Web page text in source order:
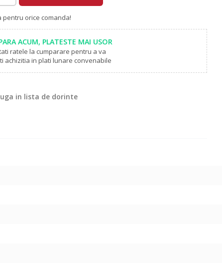
orice comanda!
ACUM, PLATESTE MAI USOR
ratele la cumparare pentru a va
achizitia in plati lunare convenabile
in lista de dorinte